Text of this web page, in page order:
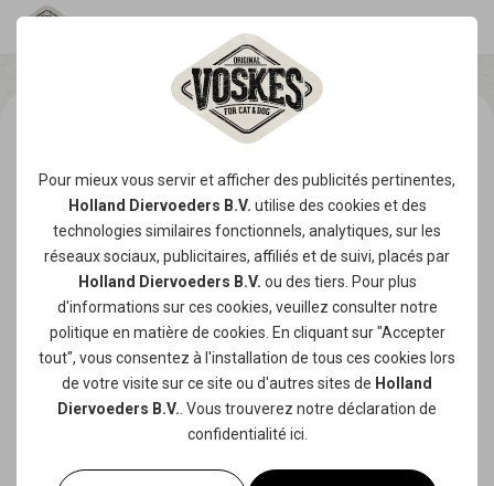
Pour mieux vous servir et afficher des publicités pertinentes,
Holland Diervoeders B.V. utilise des cookies et des
technologies similaires fonctionnels, analytiques, sur les
réseaux sociaux, publicitaires, affiliés et de suivi, placés par
Holland Diervoeders B.V. ou des tiers. Pour plus
d'informations sur ces cookies, veuillez consulter notre
politique en matière de cookies . En cliquant sur "Accepter
tout", vous consentez à l'installation de tous ces cookies lors
de votre visite sur ce site ou d'autres sites de Holland
Diervoeders B.V. . Vous trouverez notre déclaration de
confidentialité ici.